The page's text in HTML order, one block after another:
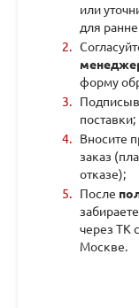
или
для
форму
поставки;
Вносите
заказ
отказе);
После
через ТК
Москве.